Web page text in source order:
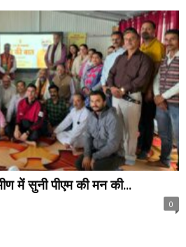
में सुनी पीएम की मन की...
0